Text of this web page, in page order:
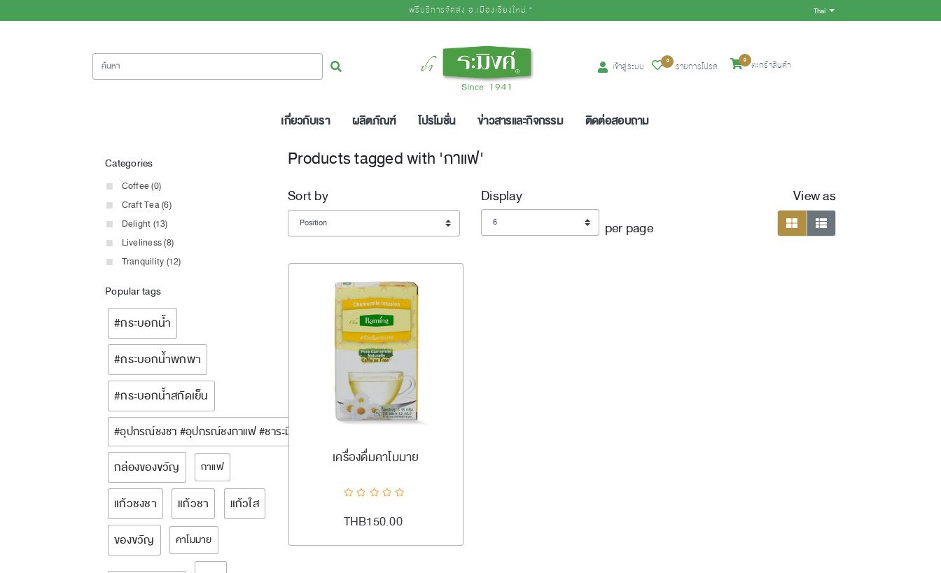
ฟรีบริการจัดส่ง อ.เมืองเชียงใหม่ * Thai
Toggle Dropdown
ค้นหา ค้นหา เข้าสู่ระบบ รายการโปรด
0 ตะกร้าสินค้า
0
เกี่ยวกับเรา ผลิตภัณฑ์ โปรโมชั่น ข่าวสารและกิจกรรม ติดต่อสอบถาม
Categories
Coffee (0)
Craft Tea (6)
Delight (13)
Liveliness (8)
Tranquility (12)
Popular tags
#กระบอกน้ำ
#กระบอกน้ำพกพา
#กระบอกน้ำสกัดเย็น
#อุปกรณ์ชงชา #อุปกรณ์ชงกาแฟ #ชาระมิงค์ #ramingtea
กล่องของขวัญ กาแฟ
แก้วชงชา แก้วชา
แก้วใส
ของขวัญ
คาโมมาย
Products tagged with 'กาแฟ'
Sort by
Display
Display
per page
View as
viewmode gridviewmode list
เพิ่มลงตะกร้า
ADDTOCART Quick ViewAddToCompareList
เครื่องดื่มคาโมมาย
THB150.00